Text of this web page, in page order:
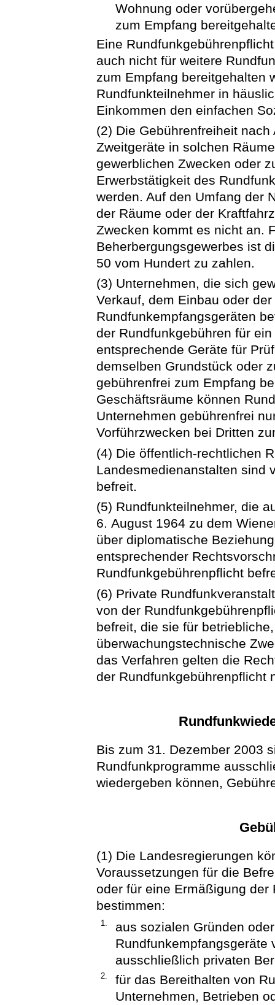
Wohnung oder
zum Empfang
Eine
auch nicht für weitere
zum Empfang bereitgehalten
Rundfunkteilnehmer in
Einkommen den einfachen
(2) Die Gebührenfreiheit
Zweitgeräte in solchen
gewerblichen Zwecken oder
Erwerbstätigkeit des
werden. Auf den Umfang der
der Räume oder der
Zwecken kommt es nicht an.
Beherbergungsgewerbes ist
50 vom Hundert zu zahlen.
(3) Unternehmen, die sich
Verkauf, dem Einbau oder
Rundfunkempfangsgeräten
der Rundfunkgebühren für
entsprechende Geräte für
demselben Grundstück oder
gebührenfrei zum Empfang
Geschäftsräume können
Unternehmen gebührenfrei
Vorführzwecken bei Dritten
(4) Die öffentlich-rechtlichen
Landesmedienanstalten sind
befreit.
(5) Rundfunkteilnehmer, die
6. August 1964 zu dem
über diplomatische
entsprechender
Rundfunkgebührenpflicht
(6) Private
von der
befreit, die sie für
überwachungstechnische
das Verfahren gelten die
der Rundfunkgebührenpflicht
Bis zum 31. Dezember 2003
Rundfunkprogramme
wiedergeben können,
(1) Die Landesregierungen
Voraussetzungen für die
oder für eine Ermäßigung
bestimmen:
1.
aus sozialen Gründen
Rundfunkempfangsgeräte
ausschließlich privaten
2.
für das Bereithalten von
Unternehmen, Betrieben